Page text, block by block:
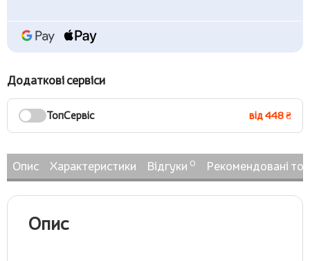
Додаткові сервіси
ТопСервіс від 448 ₴
Опис Характеристики Відгуки 0 Рекомендовані
Опис